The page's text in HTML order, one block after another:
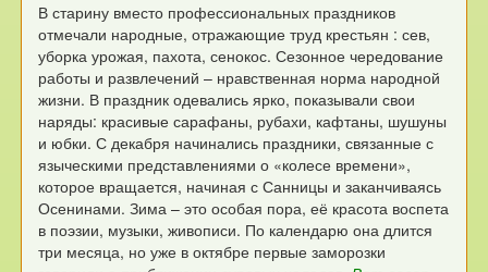
В старину вместо профессиональных праздников
отмечали народные, отражающие труд крестьян :сев,
уборка урожая, пахота, сенокос.Сезонное чередование
работы и развлечений – нравственная норма народной
жизни. В праздник одевались ярко, показывали свои
наряды: красивые сарафаны, рубахи, кафтаны, шушуны
и юбки. С декабря начинались праздники, связанные с
языческими представлениями о «колесе времени»,
которое вращается, начиная с Санницы и заканчиваясь
Осенинами.Зима – это особая пора, её красота воспета
в поэзии, музыки, живописи. По календарю она длится
три месяца, но уже в октябре первые заморозки